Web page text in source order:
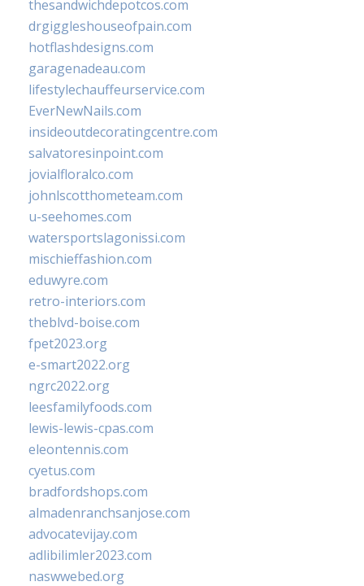
thesandwichdepotcos.com
drgiggleshouseofpain.com
hotflashdesigns.com
garagenadeau.com
lifestylechauffeurservice.com
EverNewNails.com
insideoutdecoratingcentre.com
salvatoresinpoint.com
jovialfloralco.com
johnlscotthometeam.com
u-seehomes.com
watersportslagonissi.com
mischieffashion.com
eduwyre.com
retro-interiors.com
theblvd-boise.com
fpet2023.org
e-smart2022.org
ngrc2022.org
leesfamilyfoods.com
lewis-lewis-cpas.com
eleontennis.com
cyetus.com
bradfordshops.com
almadenranchsanjose.com
advocatevijay.com
adlibilimler2023.com
naswwebed.org